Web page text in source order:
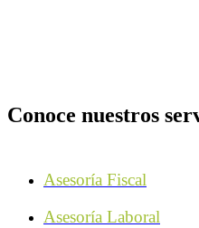
Conoce nuestros
Asesoría Fiscal
Asesoría Laboral